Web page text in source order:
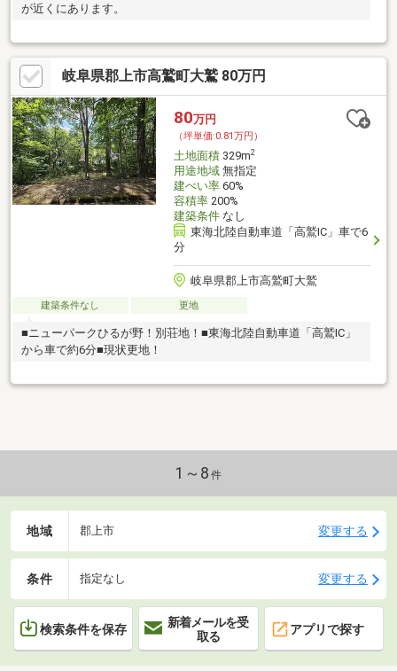
が近くにあります。
岐阜県郡上市高鷲町大鷲 80万円
80万円
（坪単価:0.81万円）
土地面積329m2
用途地域無指定
建ぺい率60%
容積率200%
建築条件なし
東海北陸自動車道「高鷲IC」車で6
分
岐阜県郡上市高鷲町大鷲
建築条件なし 更地
■ニューパークひるが野！別荘地！■東海北陸自動車道「高鷲IC」
から車で約6分■現状更地！
1～8 件
地域 郡上市 変更する
条件 指定なし 変更する
検索条件を保存
新着メールを受
取る
アプリで探す